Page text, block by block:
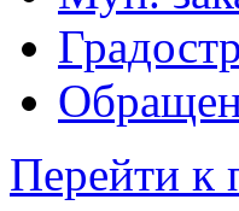
Перейти к